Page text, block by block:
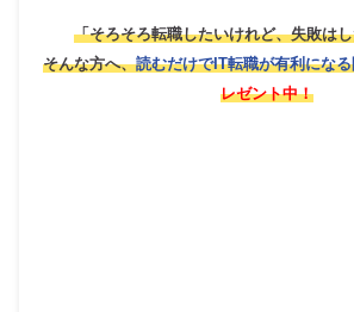
「そろそろ転職したいけれど、失敗は
そんな方へ、読むだけでIT転職が有利にな
レゼント中！